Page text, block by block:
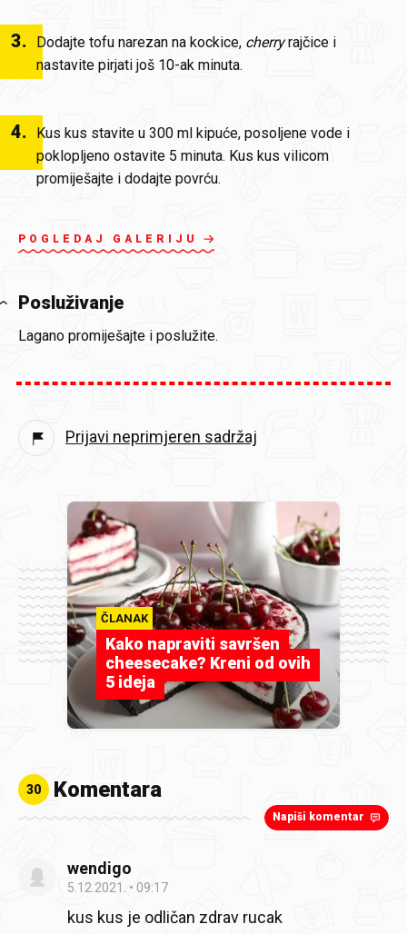
3. Dodajte tofu narezan na kockice, cherryrajčice i
nastavite pirjati još 10-ak minuta.
4.
Kus kus stavite u 300 ml kipuće, posoljene vode i
poklopljeno ostavite 5 minuta. Kus kus vilicom
promiješajte i dodajte povrću.
POGLEDAJ GALERIJU
Posluživanje
Lagano promiješajte i poslužite.
Prijavi neprimjeren sadržaj
ČLANAK
Kako napraviti savršen
cheesecake? Kreni od ovih
5 ideja
30 Komentara
Napiši komentar
wendigo
5.12.2021. 09:17
kus kus je odličan zdrav rucak